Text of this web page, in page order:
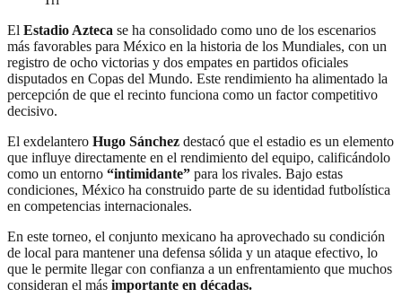
El Estadio Azteca se ha consolidado como uno de los escenarios
más favorables para México en la historia de los Mundiales, con un
registro de ocho victorias y dos empates en partidos oficiales
disputados en Copas del Mundo. Este rendimiento ha alimentado la
percepción de que el recinto funciona como un factor competitivo
decisivo.
El exdelantero Hugo Sánchez destacó que el estadio es un elemento
que influye directamente en el rendimiento del equipo, calificándolo
como un entorno “intimidante” para los rivales. Bajo estas
condiciones, México ha construido parte de su identidad futbolística
en competencias internacionales.
En este torneo, el conjunto mexicano ha aprovechado su condición
de local para mantener una defensa sólida y un ataque efectivo, lo
que le permite llegar con confianza a un enfrentamiento que muchos
consideran el más importante en décadas.